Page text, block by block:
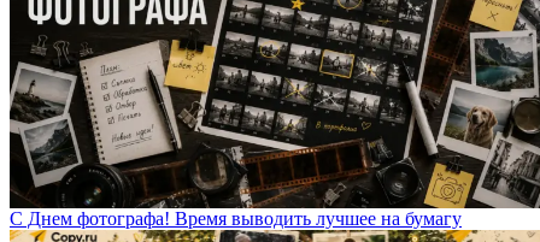
С Днем фотографа! Время выводить лучшее на бумагу